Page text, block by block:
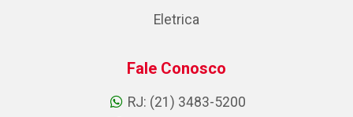
Eletrica
Fale Conosco
RJ: (21) 3483-5200